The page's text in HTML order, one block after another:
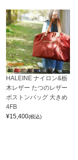
HALEINE ナイロン&栃
木レザー たつのレザー
ボストンバッグ 大きめ
4FB
¥15,400(税込)